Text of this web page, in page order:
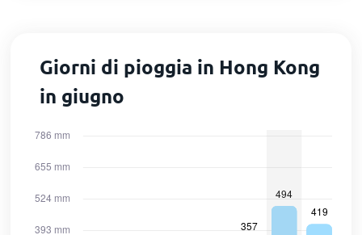
Giorni di pioggia in Hong Kong
in giugno